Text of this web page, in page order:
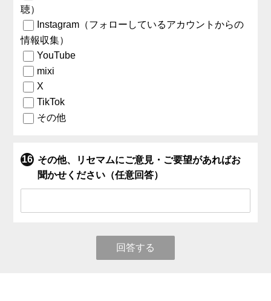
聴）
Instagram（フォローしているアカウントからの
情報収集）
YouTube
mixi
X
TikTok
その他
その他、リセマムにご意見・ご要望があればお
聞かせください（任意回答）
回答する